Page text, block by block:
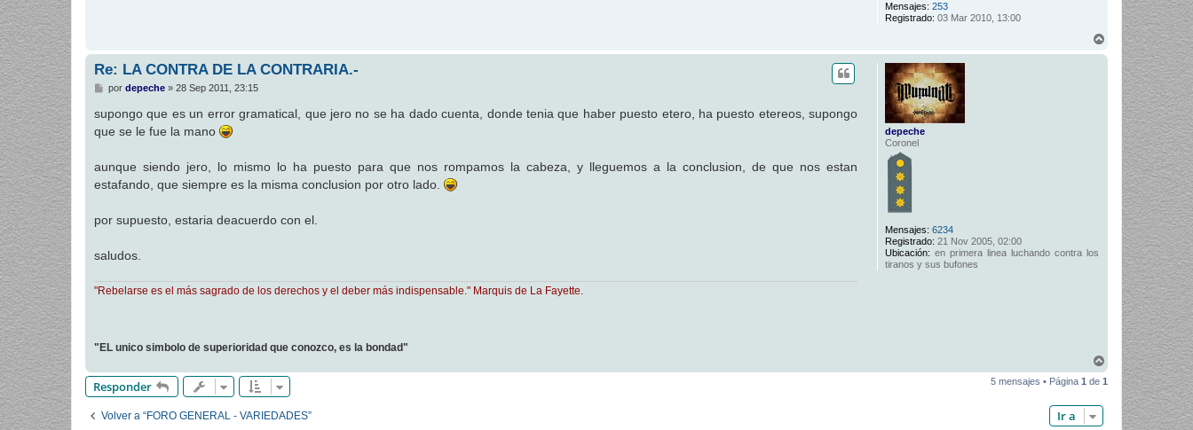
Mensajes: 253
Registrado: 03 Mar 2010, 13:00
depeche
Coronel
Mensajes: 6234
Registrado: 21 Nov 2005, 02:00
Ubicación: en primera linea luchando contra los
tiranos y sus bufones
Re: LA CONTRA DE LA CONTRARIA.-
M
n
s
a
por depeche» 28 Sep 2011, 23:15
supongo que es un error gramatical, que jero no se ha dado cuenta, donde tenia que haber puesto etero, ha puesto etereos, supongo
que se le fue la mano
aunque siendo jero, lo mismo lo ha puesto para que nos rompamos la cabeza, y lleguemos a la conclusion, de que nos estan
estafando, que siempre es la misma conclusion por otro lado.
por supuesto, estaria deacuerdo con el.
saludos.
"Rebelarse es el más sagrado de los derechos y el deber más indispensable." Marquis de La Fayette.
"EL unico simbolo de superioridad que conozco, es la bondad"
r
Responder 5 mensajes • Página 1 de 1
Volver a “FORO GENERAL - VARIEDADES” Ir a